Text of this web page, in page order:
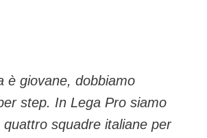
è giovane, dobbiamo
step. In Lega Pro siamo
squadre italiane per